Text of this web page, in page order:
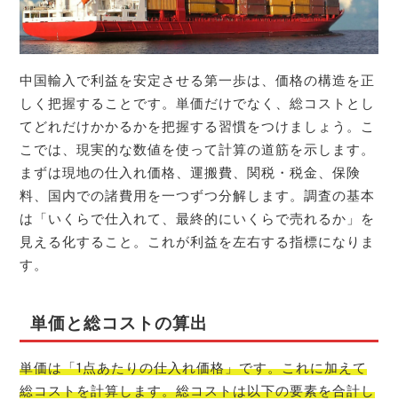
中国輸入で利益を安定させる第一歩は、価格の構造を正
しく把握することです。単価だけでなく、総コストとし
てどれだけかかるかを把握する習慣をつけましょう。こ
こでは、現実的な数値を使って計算の道筋を示します。
まずは現地の仕入れ価格、運搬費、関税・税金、保険
料、国内での諸費用を一つずつ分解します。調査の基本
は「いくらで仕入れて、最終的にいくらで売れるか」を
見える化すること。これが利益を左右する指標になりま
す。
単価と総コストの算出
単価は「1点あたりの仕入れ価格」です。これに加えて
総コストを計算します。総コストは以下の要素を合計し